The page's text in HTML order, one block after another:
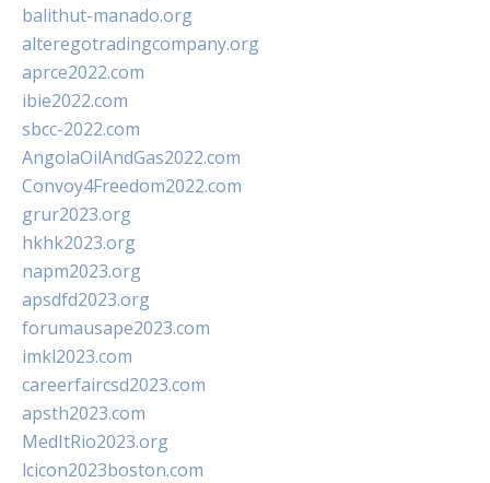
balithut-manado.org
alteregotradingcompany.org
aprce2022.com
ibie2022.com
sbcc-2022.com
AngolaOilAndGas2022.com
Convoy4Freedom2022.com
grur2023.org
hkhk2023.org
napm2023.org
apsdfd2023.org
forumausape2023.com
imkl2023.com
careerfaircsd2023.com
apsth2023.com
MedItRio2023.org
lcicon2023boston.com